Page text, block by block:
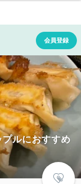
プルにおすすめ